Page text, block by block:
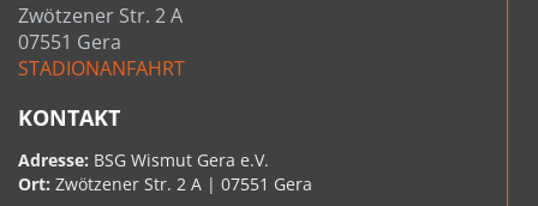
Zwötzener Str. 2 A
07551 Gera
STADIONANFAHRT
KONTAKT
Adresse: BSG Wismut Gera e.V.
Ort: Zwötzener Str. 2 A | 07551 Gera